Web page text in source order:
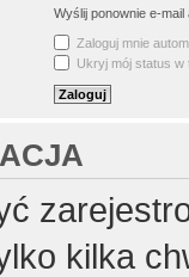
Wyślij ponownie e-
Zaloguj mnie
Ukryj mój status w
kilka